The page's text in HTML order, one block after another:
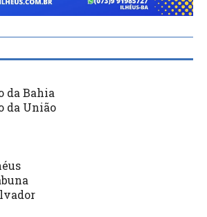
da Bahia
da União